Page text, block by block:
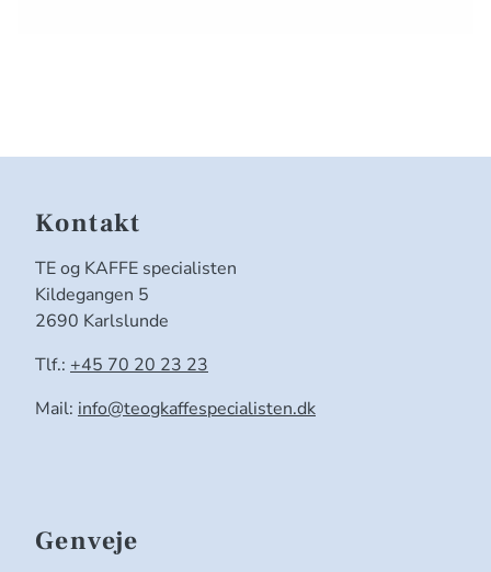
Kontakt
TE og KAFFE specialisten
Kildegangen 5
2690 Karlslunde
Tlf.: +45 70 20 23 23
Mail: info@teogkaffespecialisten.dk
Genveje